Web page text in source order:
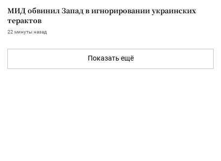
МИД обвинил Запад в игнорировании украинских
терактов
22 минуты назад
Показать ещё